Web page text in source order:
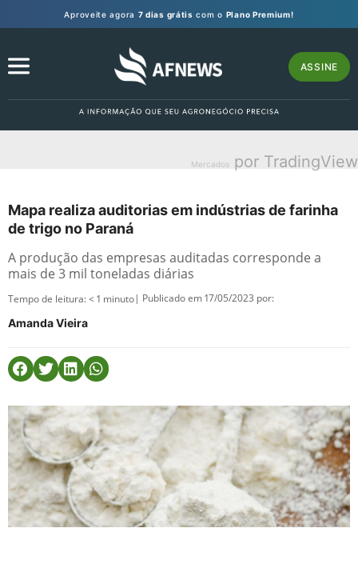
Aproveite agora 7 dias grátis com o Plano Premium!
ASSINE
Mercados por TradingView
Mapa realiza auditorias em indústrias de farinha
de trigo no Paraná
A produção das empresas auditadas corresponde a
mais de 3 mil toneladas diárias
Tempo de leitura:< 1 minuto| Publicado em 17/05/2023 por:
Amanda Vieira